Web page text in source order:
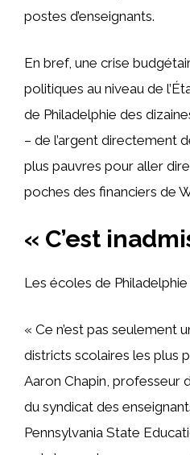
postes d’enseignants.
En bref, une crise
politiques au niveau de
de Philadelphie des
– de l’argent directement
plus pauvres pour aller
poches des financiers de
« C’est
Les écoles de Philadelphie
« Ce n’est pas seulement
districts scolaires les plus
Aaron Chapin, professeur
du syndicat des
Pennsylvania State